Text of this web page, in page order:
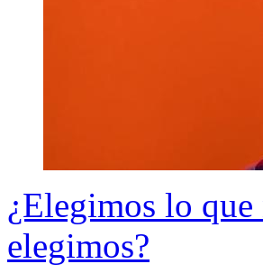
¿Elegimos lo
elegimos?